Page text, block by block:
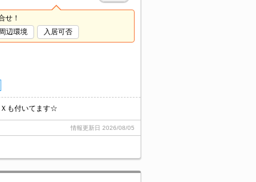
せ！
周辺環境 入居可否
も付いてます☆
情報更新日 2026/08/05